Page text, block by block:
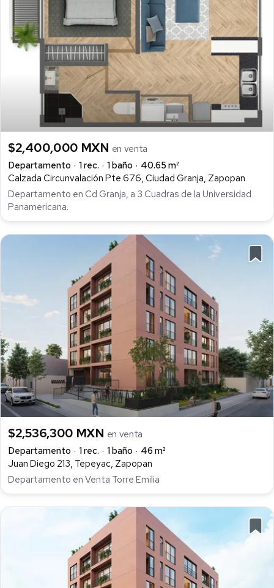
$2,400,000 MXN en venta
Departamento
1 rec. 1 baño
40.65 m²
Calzada Circunvalación Pte 676, Ciudad Granja, Zapopan
Departamento en Cd Granja, a 3 Cuadras de la Universidad
Panamericana.
$2,536,300 MXN en venta
Departamento
1 rec. 1 baño
46 m²
Juan Diego 213, Tepeyac, Zapopan
Departamento en Venta Torre Emilia